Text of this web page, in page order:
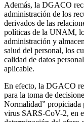
Además, la DGACO
administración de los
derivados de las
políticas de la UNAM,
administración y
salud del personal, los
calidad de datos
aplicable.
En efecto, la DGACO
para la toma de
Normalidad” propiciada
virus SARS-CoV-2, en